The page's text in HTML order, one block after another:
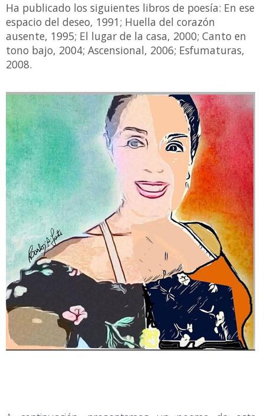
Ha publicado los siguientes libros de poesía: En ese
espacio del deseo, 1991; Huella del corazón
ausente, 1995; El lugar de la casa, 2000; Canto en
tono bajo, 2004; Ascensional, 2006; Esfumaturas,
2008.